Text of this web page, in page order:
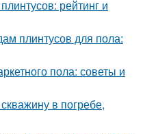
рейтинг и
плинтусов для пола:
пола: советы и
в погребе,